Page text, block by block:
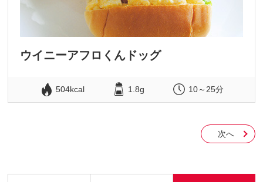
ウイニーアフロくんドッグ
504kcal 1.8g 10～25分
次へ